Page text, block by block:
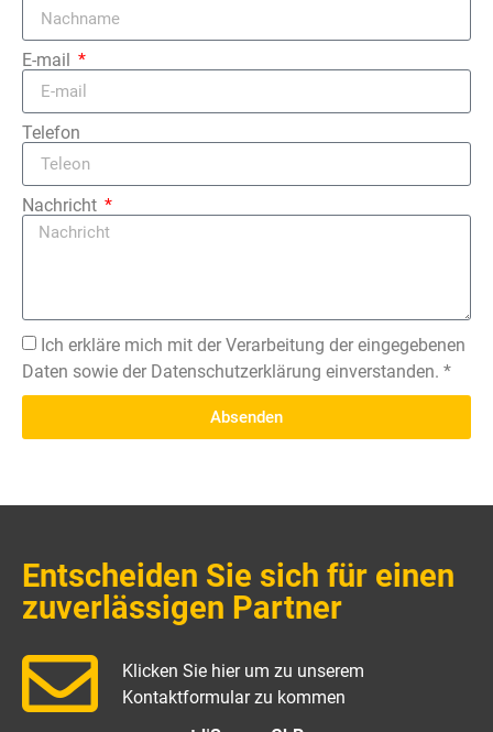
E-mail
Telefon
Nachricht
Ich erkläre mich mit der Verarbeitung der eingegebenen
Daten sowie der Datenschutzerklärung einverstanden. *
Absenden
Entscheiden Sie sich für einen
zuverlässigen Partner
Klicken Sie hier um zu unserem
Kontaktformular zu kommen